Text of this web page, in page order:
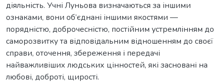
діяльність. Учні Луньова визначаються за іншими
ознаками, вони об’єднані іншими якостями —
порядністю, доброчесністю, постійним устремлінням до
саморозвитку та відповідальним відношенням до своєї
справи, оточення, збереження і передачі
найважливіших людських цінностей, які засновані на
любові, доброті, щирості.